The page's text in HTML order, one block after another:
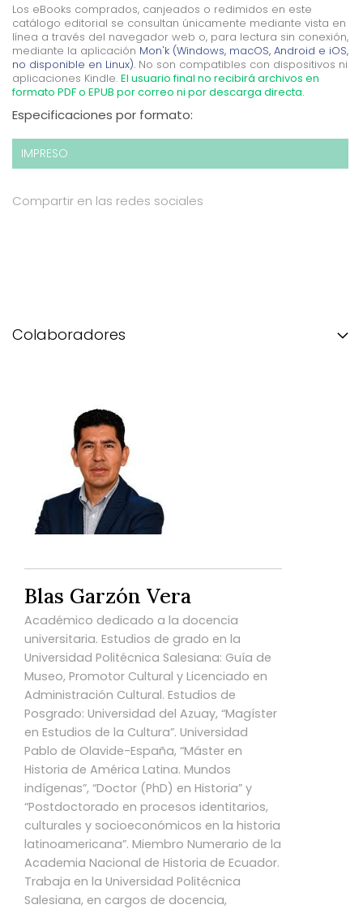
Los eBooks comprados, canjeados o redimidos en este
catálogo editorial se consultan únicamente mediante vista en
línea a través del navegador web o, para lectura sin conexión,
mediante la aplicación Mon'k (Windows, macOS, Android e iOS,
no disponible en Linux). No son compatibles con dispositivos ni
aplicaciones Kindle. El usuario final no recibirá archivos en
formato PDF o EPUB por correo ni por descarga directa.
Especificaciones por formato:
IMPRESO
Compartir en las redes sociales
Colaboradores
Blas Garzón Vera
Académico dedicado a la docencia
universitaria. Estudios de grado en la
Universidad Politécnica Salesiana: Guía de
Museo, Promotor Cultural y Licenciado en
Administración Cultural. Estudios de
Posgrado: Universidad del Azuay, “Magíster
en Estudios de la Cultura”. Universidad
Pablo de Olavide-España, “Máster en
Historia de América Latina. Mundos
indígenas”, “Doctor (PhD) en Historia” y
“Postdoctorado en procesos identitarios,
culturales y socioeconómicos en la historia
latinoamericana”. Miembro Numerario de la
Academia Nacional de Historia de Ecuador.
Trabaja en la Universidad Politécnica
Salesiana, en cargos de docencia,